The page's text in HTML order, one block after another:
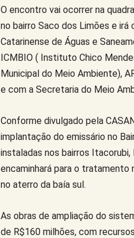
O encontro vai ocorrer na
no bairro Saco dos Limões e irá
Catarinense de Águas e
ICMBIO ( Instituto Chico
Municipal do Meio Ambiente),
e com a Secretaria do Meio
Conforme divulgado pela
implantação do emissário no
instaladas nos bairros
encaminhará para o tratamento
no aterro da baía sul.
As obras de ampliação do
de R$160 milhões, com